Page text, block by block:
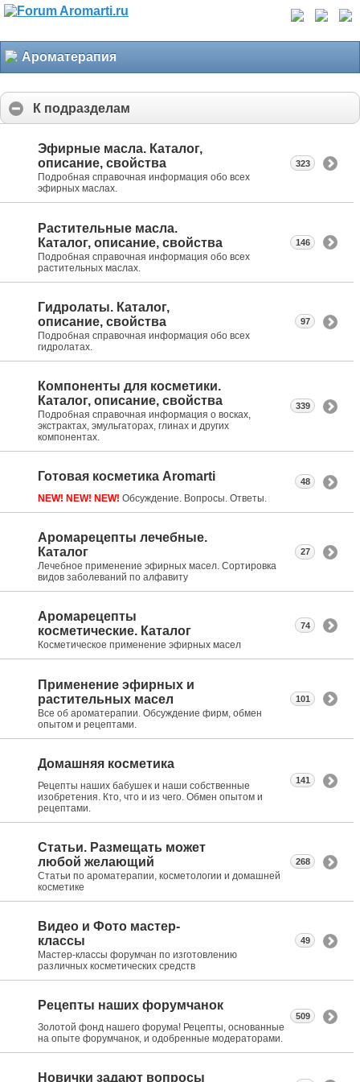
Ароматерапия
К подразделам
Эфирные масла. Каталог,
описание, свойства
Подробная справочная информация обо всех
эфирных маслах.
323
Растительные масла.
Каталог, описание, свойства
Подробная справочная информация обо всех
растительных маслах.
146
Гидролаты. Каталог,
описание, свойства
Подробная справочная информация обо всех
гидролатах.
97
Компоненты для косметики.
Каталог, описание, свойства
Подробная справочная информация о восках,
экстрактах, эмульгаторах, глинах и других
компонентах.
339
Готовая косметика Aromarti
NEW! NEW! NEW! Обсуждение. Вопросы. Ответы.
48
Аромарецепты лечебные.
Каталог
Лечебное применение эфирных масел. Сортировка
видов заболеваний по алфавиту
27
Аромарецепты
косметические. Каталог
Косметическое применение эфирных масел
74
Применение эфирных и
растительных масел
Все об ароматерапии. Обсуждение фирм, обмен
опытом и рецептами.
101
Домашняя косметика
Рецепты наших бабушек и наши собственные
изобретения. Кто, что и из чего. Обмен опытом и
рецептами.
141
Статьи. Размещать может
любой желающий
Статьи по ароматерапии, косметологии и домашней
косметике
268
Видео и Фото мастер-
классы
Мастер-классы форумчан по изготовлению
различных косметических средств
49
Рецепты наших форумчанок
Золотой фонд нашего форума! Рецепты, основанные
на опыте форумчанок, и одобренные модераторами.
509
Новички задают вопросы